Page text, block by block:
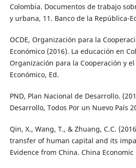
Colombia. Documentos de trabajo
y urbana, 11. Banco de la República-
OCDE, Organización para la
Económico (2016). La educación en
Organización para la Cooperación y
Económico, Ed.
PND, Plan Nacional de Desarrollo.
Desarrollo, Todos Por un Nuevo País
Qin, X., Wang, T., & Zhuang, C.C.
transfer of human capital and its
Evidence from China. China Economic